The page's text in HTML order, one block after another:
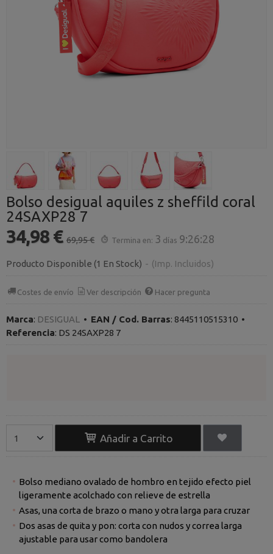
Bolso desigual aquiles z sheffild coral
24SAXP28 7
34,98 € 69,95 € Termina en: 3 días 9:26:27
Producto Disponible (1 En Stock) - (Imp. Incluidos)
Costes de envío Ver descripción Hacer pregunta
Marca: DESIGUAL • EAN / Cod. Barras: 8445110515310 •
Referencia: DS 24SAXP28 7
Añadir a Carrito
Bolso mediano ovalado de hombro en tejido efecto piel
ligeramente acolchado con relieve de estrella
Asas, una corta de brazo o mano y otra larga para cruzar
Dos asas de quita y pon: corta con nudos y correa larga
ajustable para usar como bandolera